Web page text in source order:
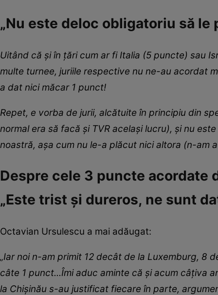
„Nu este deloc obligatoriu să le
Uitând că și în țări cum ar fi Italia (5 puncte) sau
multe turnee, juriile respective nu ne-au acordat
a dat nici măcar 1 punct!
Repet, e vorba de jurii, alcătuite în principiu din
normal era să facă și TVR același lucru), și nu
noastră, așa cum nu le-a plăcut nici altora (n-am
Despre cele 3 puncte acordate
„Este trist și dureros, ne sunt
Octavian Ursulescu a mai adăugat:
„Iar noi n-am primit 12 decât de la Luxemburg, 8
câte 1 punct...Îmi aduc aminte că și acum câțiva
la Chișinău s-au justificat fiecare în parte,